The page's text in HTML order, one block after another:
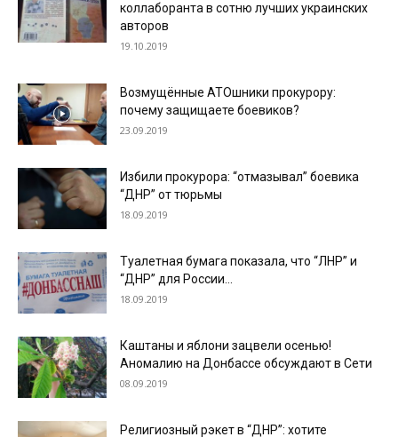
коллаборанта в сотню лучших украинских
авторов
19.10.2019
Возмущённые АТОшники прокурору:
почему защищаете боевиков?
23.09.2019
Избили прокурора: “отмазывал” боевика
“ДНР” от тюрьмы
18.09.2019
Туалетная бумага показала, что “ЛНР” и
“ДНР” для России…
18.09.2019
Каштаны и яблони зацвели осенью!
Аномалию на Донбассе обсуждают в Сети
08.09.2019
Религиозный рэкет в “ДНР”: хотите